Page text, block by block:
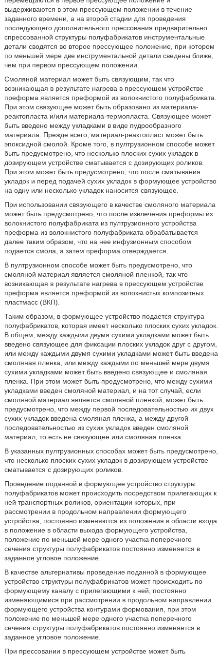
выдерживаются в этом прессующем положении в течение
заданного времени, а на второй стадии для проведения
последующего дополнительного прессования предварительно
спрессованной структуры полуфабрикатов инструментальные
детали сводятся во второе прессующее положение, при котором
по меньшей мере две инструментальной детали сведены ближе,
чем при первом прессующем положении.
Смоляной материал может быть связующим, так что
возникающая в результате нагрева в прессующем устройстве
преформа является преформой из волокнистого полуфабриката.
При этом связующее может быть образовано из материала-
реактопласта и/или материала-термопласта. Связующее может
быть введено между укладками в виде пудрообразного
материала. Прежде всего, материал-реактопласт может быть
эпоксидной смолой. Кроме того, в пултрузионном способе может
быть предусмотрено, что несколько плоских сухих укладок в
дозирующем устройстве сматывается с дозирующих роликов.
При этом может быть предусмотрено, что после сматывания
укладок и перед подачей сухих укладок в формующее устройство
на одну или несколько укладок наносится связующее.
При использовании связующего в качестве смоляного материала
может быть предусмотрено, что после извлечения преформы из
волокнистого полуфабриката из пултрузионного устройства
преформа из волокнистого полуфабриката обрабатывается
далее таким образом, что на нее инфузионным способом
подается смола, а затем преформа отверждается.
В пултрузионном способе может быть предусмотрено, что
смоляной материал является смоляной пленкой, так что
возникающая в результате нагрева в прессующем устройстве
преформа является преформой из волокнистых композитных
пластмасс (ВКП).
Таким образом, в формующее устройство подается структура
полуфабрикатов, которая имеет несколько плоских сухих укладок.
В общем, между каждыми двумя сухими укладками может быть
введено связующее для фиксации плоских укладок друг с другом,
или между каждыми двумя сухими укладками может быть введена
смоляная пленка, или между каждыми по меньшей мере двумя
сухими укладками может быть введено связующее и смоляная
пленка. При этом может быть предусмотрено, что между сухими
укладками введен смоляной материал, и на тот случай, если
смоляной материал является смоляной пленкой, может быть
предусмотрено, что между первой последовательностью их двух
сухих укладок введена смоляная пленка, а между другой
последовательностью из сухих укладок введен смоляной
материал, то есть не связующее или смоляная пленка.
В указанных пултрузионных способах может быть предусмотрено,
что несколько плоских сухих укладок в дозирующем устройстве
сматывается с дозирующих роликов.
Проведение поданной в формующее устройство структуры
полуфабрикатов может происходить посредством прилегающих к
ней транспортных роликов, ориентации которых, при
рассмотрении в продольном направлении формующего
устройства, постоянно изменяются из положения в области входа
в положение в области выхода формующего устройства,
положение по меньшей мере одного участка поперечного
сечения структуры полуфабрикатов постоянно изменяется в
заданное угловое положение.
В качестве альтернативы проведение поданной в формующее
устройство структуры полуфабрикатов может происходить по
формующему каналу с прилегающими к ней, постоянно
изменяющимися при рассмотрении в продольном направлении
формующего устройства контурами формования, при этом
положение по меньшей мере одного участка поперечного
сечения структуры полуфабрикатов постоянно изменяется в
заданное угловое положение.
При прессовании в прессующем устройстве может быть